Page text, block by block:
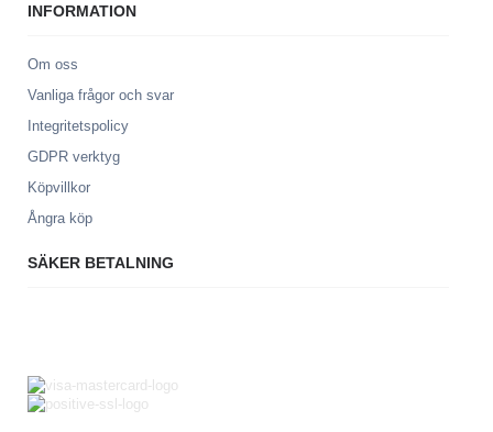
INFORMATION
Om oss
Vanliga frågor och svar
Integritetspolicy
GDPR verktyg
Köpvillkor
Ångra köp
SÄKER BETALNING